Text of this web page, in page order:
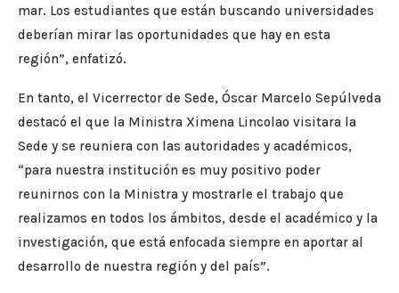
mar. Los estudiantes que están buscando universidades
deberían mirar las oportunidades que hay en esta
región”, enfatizó.
En tanto, el Vicerrector de Sede, Óscar Marcelo Sepúlveda
destacó el que la Ministra Ximena Lincolao visitara la
Sede y se reuniera con las autoridades y académicos,
“para nuestra institución es muy positivo poder
reunirnos con la Ministra y mostrarle el trabajo que
realizamos en todos los ámbitos, desde el académico y la
investigación, que está enfocada siempre en aportar al
desarrollo de nuestra región y del país”.